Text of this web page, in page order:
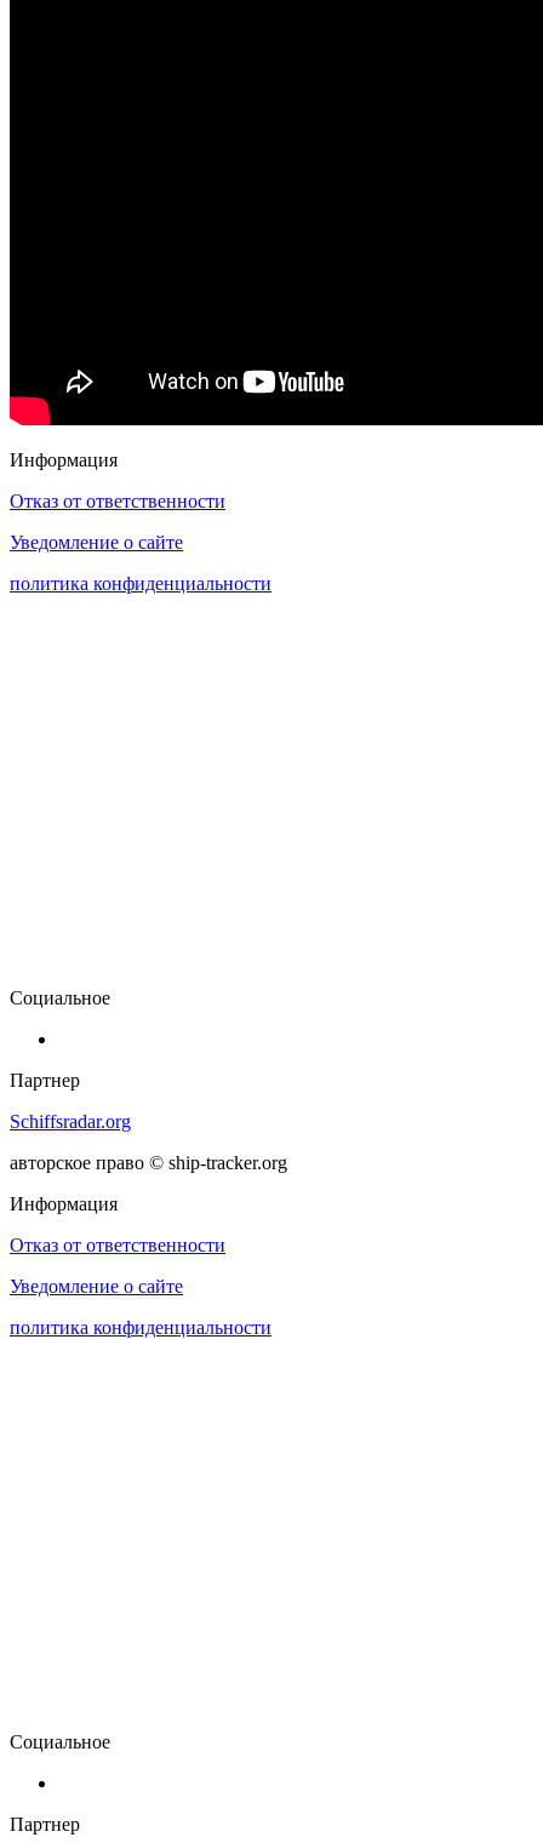
Информация
Отказ от ответственности
Уведомление о сайте
политика конфиденциальности
Социальное
Партнер
Schiffsradar.org
авторское право © ship-tracker.org
Информация
Отказ от ответственности
Уведомление о сайте
политика конфиденциальности
Социальное
Партнер